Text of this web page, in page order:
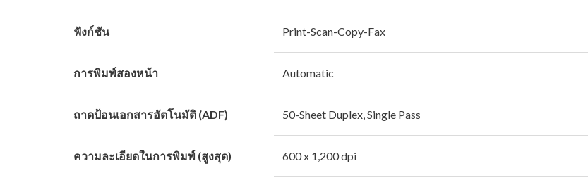
ฟังก์ชัน Print-Scan-Copy-Fax
การพิมพ์สองหน้า Automatic
ถาดป้อนเอกสารอัตโนมัติ (ADF) 50-Sheet Duplex, Single Pass
ความละเอียดในการพิมพ์ (สูงสุด) 600 x 1,200 dpi